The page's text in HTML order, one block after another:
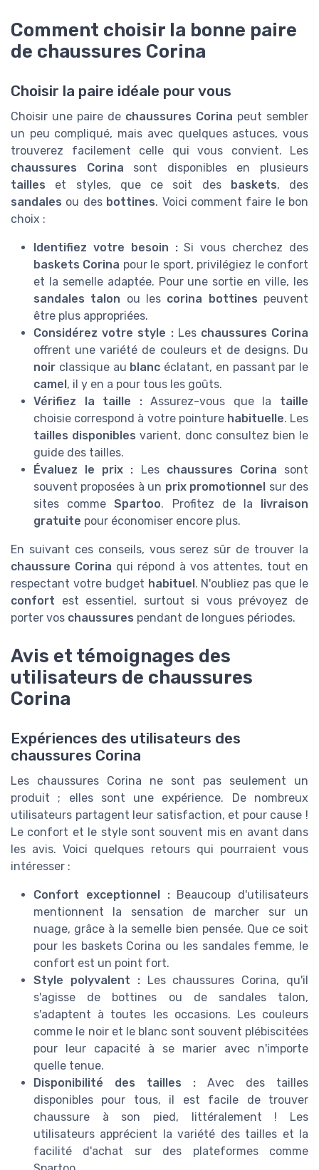
Comment choisir la bonne paire
de chaussures Corina
Choisir la paire idéale pour vous
Choisir une paire de chaussures Corina peut sembler
un peu compliqué, mais avec quelques astuces, vous
trouverez facilement celle qui vous convient. Les
chaussures Corina sont disponibles en plusieurs
tailles et styles, que ce soit des baskets, des
sandales ou des bottines. Voici comment faire le bon
choix :
Identifiez votre besoin :Si vous cherchez des
baskets Corina pour le sport, privilégiez le confort
et la semelle adaptée. Pour une sortie en ville, les
sandales talon ou les corina bottines peuvent
être plus appropriées.
Considérez votre style :Les chaussures Corina
offrent une variété de couleurs et de designs. Du
noir classique au blanc éclatant, en passant par le
camel, il y en a pour tous les goûts.
Vérifiez la taille :Assurez-vous que la taille
choisie correspond à votre pointure habituelle. Les
tailles disponibles varient, donc consultez bien le
guide des tailles.
Évaluez le prix : Les chaussures Corina sont
souvent proposées à un prix promotionnel sur des
sites commeSpartoo. Profitez de la livraison
gratuite pour économiser encore plus.
En suivant ces conseils, vous serez sûr de trouver la
chaussure Corina qui répond à vos attentes, tout en
respectant votre budget habituel. N'oubliez pas que le
confort est essentiel, surtout si vous prévoyez de
porter vos chaussures pendant de longues périodes.
Avis et témoignages des
utilisateurs de chaussures
Corina
Expériences des utilisateurs des
chaussures Corina
Les chaussures Corina ne sont pas seulement un
produit ; elles sont une expérience. De nombreux
utilisateurs partagent leur satisfaction, et pour cause !
Le confort et le style sont souvent mis en avant dans
les avis. Voici quelques retours qui pourraient vous
intéresser :
Confort exceptionnel :Beaucoup d'utilisateurs
mentionnent la sensation de marcher sur un
nuage, grâce à la semelle bien pensée. Que ce soit
pour les baskets Corina ou les sandales femme, le
confort est un point fort.
Style polyvalent :Les chaussures Corina, qu'il
s'agisse de bottines ou de sandales talon,
s'adaptent à toutes les occasions. Les couleurs
comme le noir et le blanc sont souvent plébiscitées
pour leur capacité à se marier avec n'importe
quelle tenue.
Disponibilité des tailles : Avec des tailles
disponibles pour tous, il est facile de trouver
chaussure à son pied, littéralement ! Les
utilisateurs apprécient la variété des tailles et la
facilité d'achat sur des plateformes comme